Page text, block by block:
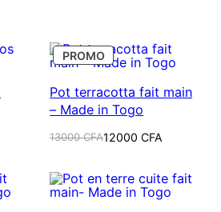
PROMOPRODUIT
EN
Pot terracotta fait main
– Made in Togo
13000CFA
Le
était :
13000 CFA.
12000CFA
Le
est :
12000 CFA.